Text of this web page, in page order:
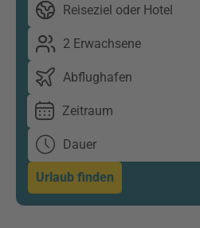
Reiseziel oder Hotel
2 Erwachsene
Abflughafen
Zeitraum
Dauer
Urlaub finden